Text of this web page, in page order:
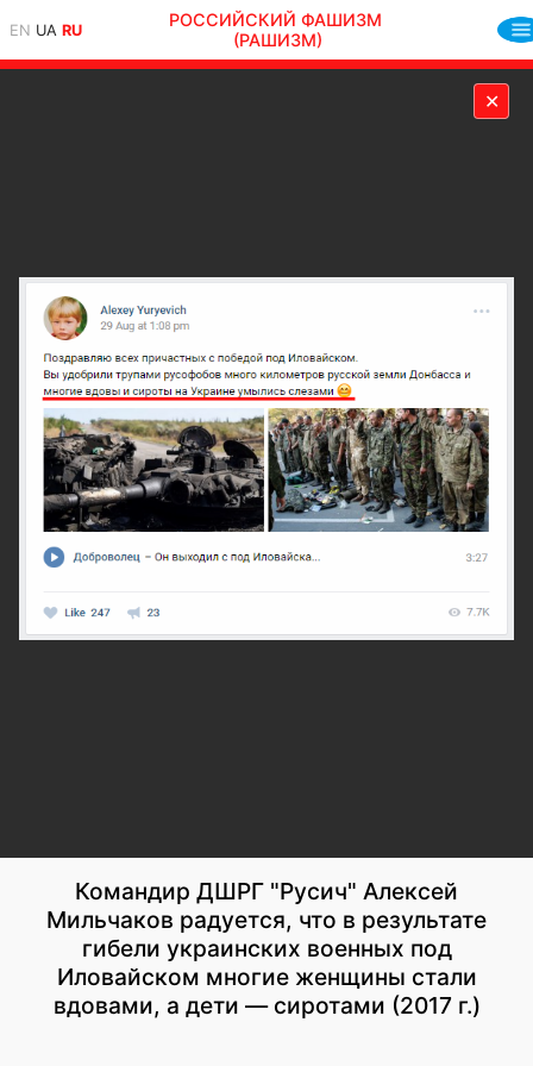
EN UA RU
РОССИЙСКИЙ ФАШИЗМ
(РАШИЗМ)
✕
Командир ДШРГ "Русич" Алексей
Мильчаков радуется, что в результате
гибели украинских военных под
Иловайском многие женщины стали
вдовами, а дети — сиротами (2017 г.)